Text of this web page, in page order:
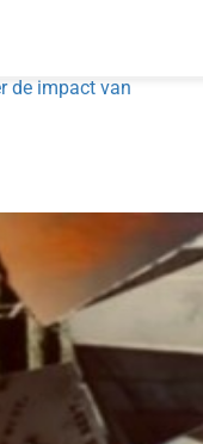
de impact van